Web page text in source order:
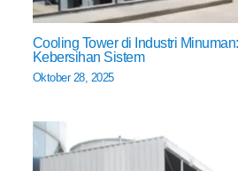
Cooling Tower di Industri
Kebersihan Sistem
Oktober 28, 2025